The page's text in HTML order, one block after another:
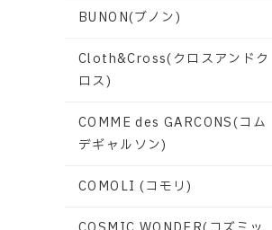
BUNON(ブノン)
Cloth&Cross(クロスアンドク
ロス)
COMME des GARCONS(コム
デギャルソン)
COMOLI (コモリ)